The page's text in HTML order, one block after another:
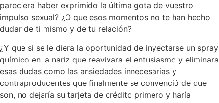
pareciera haber exprimido la última gota de vuestro
impulso sexual? ¿O que esos momentos no te han hecho
dudar de ti mismo y de tu relación?
¿Y que si se le diera la oportunidad de inyectarse un spray
químico en la nariz que reavivara el entusiasmo y eliminara
esas dudas como las ansiedades innecesarias y
contraproducentes que finalmente se convenció de que
son, no dejaría su tarjeta de crédito primero y haría